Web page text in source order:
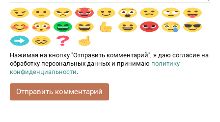
Нажимая на кнопку "Отправить комментарий", я даю согласие на
обработку персональных данных и принимаю политику
конфиденциальности.